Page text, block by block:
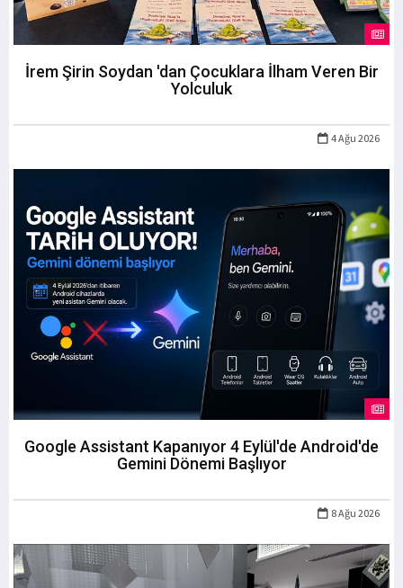
İrem Şirin Soydan 'dan Çocuklara İlham Veren Bir
Yolculuk
4 Ağu 2026
Google Assistant Kapanıyor 4 Eylül'de Android'de
Gemini Dönemi Başlıyor
8 Ağu 2026